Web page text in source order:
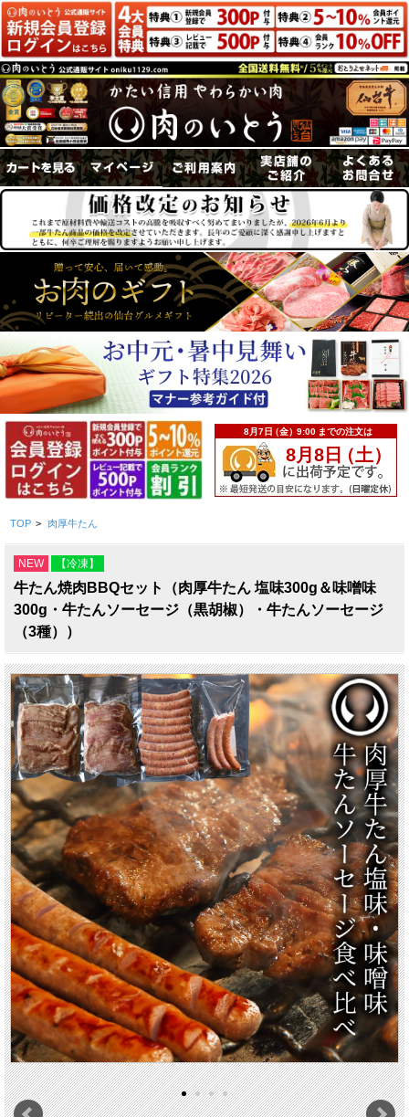
TOP > 肉厚牛たん
NEW 【冷凍】
牛たん焼肉BBQセット（肉厚牛たん 塩味300g＆味噌味
300g・牛たんソーセージ（黒胡椒）・牛たんソーセージ
（3種））